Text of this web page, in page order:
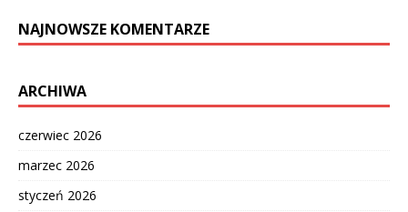
NAJNOWSZE KOMENTARZE
ARCHIWA
czerwiec 2026
marzec 2026
styczeń 2026